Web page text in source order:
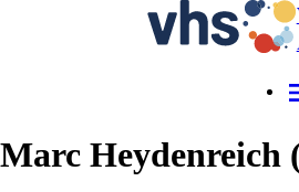
Marc Heydenreich